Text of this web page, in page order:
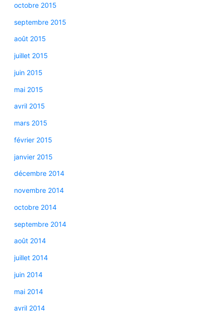
octobre 2015
septembre 2015
août 2015
juillet 2015
juin 2015
mai 2015
avril 2015
mars 2015
février 2015
janvier 2015
décembre 2014
novembre 2014
octobre 2014
septembre 2014
août 2014
juillet 2014
juin 2014
mai 2014
avril 2014